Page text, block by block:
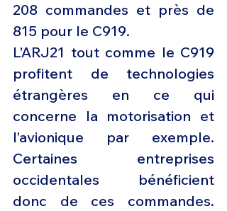
208 commandes et près de
815 pour le C919.
L’ARJ21 tout comme le C919
profitent de technologies
étrangères en ce qui
concerne la motorisation et
l’avionique par exemple.
Certaines entreprises
occidentales bénéficient
donc de ces commandes.